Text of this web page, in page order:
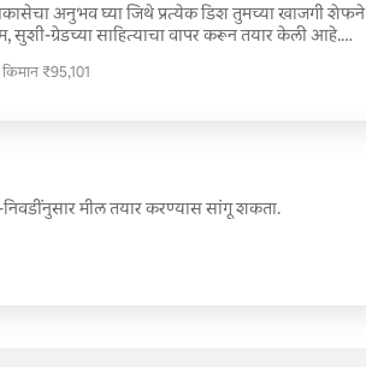
अनुभव घ्या जिथे प्रत्येक डिश तुमच्या खाजगी शेफने
सुशी-ग्रेडच्या साहित्याचा वापर करून तयार केली आहे.
केला जातो आणि एका वेळी एकच कोर्स वाढला जातो,
आधुनिक सर्जनशीलतेशी मिश्रण केले जाते. मी तुम्हाला
₹95,101
मील तयार करण्यास सांगू शकता.